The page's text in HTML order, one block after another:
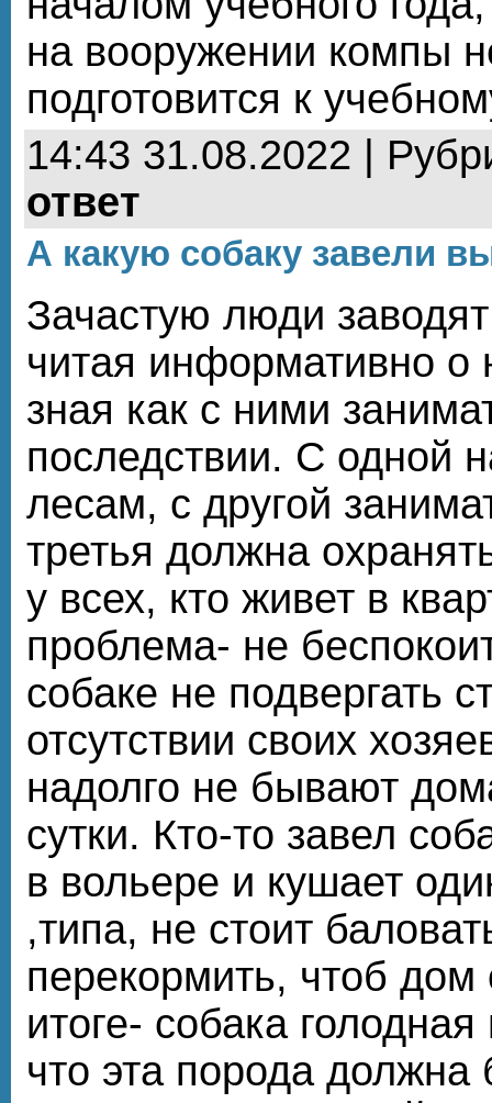
на вооружении компы
подготовится к
14:43 31.08.2022 |
ответ
А какую собаку завели
Зачастую люди
читая информативно о
зная как с ними
последствии. С одной
лесам, с другой
третья должна
у всех, кто живет в
проблема- не
собаке не подвергать
отсутствии своих
надолго не бывают
сутки. Кто-то завел
в вольере и кушает
,типа, не стоит
перекормить, чтоб
итоге- собака
что эта порода должна